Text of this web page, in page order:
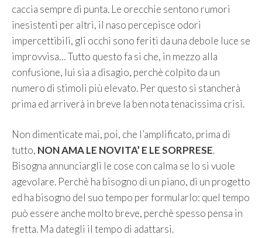
caccia sempre di punta. Le orecchie sentono rumori
inesistenti per altri, il naso percepisce odori
impercettibili, gli occhi sono feriti da una debole luce se
improvvisa… Tutto questo fa si che, in mezzo alla
confusione, lui sia a disagio, perchè colpito da un
numero di stimoli più elevato. Per questo si stancherà
prima ed arriverà in breve la ben nota tenacissima crisi.
Non dimenticate mai, poi, che l’amplificato, prima di
tutto, NON AMA LE NOVITA’ E LE SORPRESE.
Bisogna annunciargli le cose con calma se lo si vuole
agevolare. Perchè ha bisogno di un piano, di un progetto
ed ha bisogno del suo tempo per formularlo: quel tempo
può essere anche molto breve, perchè spesso pensa in
fretta. Ma dategli il tempo di adattarsi.